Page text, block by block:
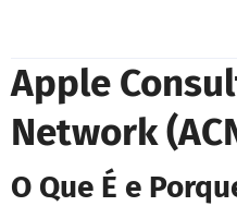
Apple
Network
O Que É e